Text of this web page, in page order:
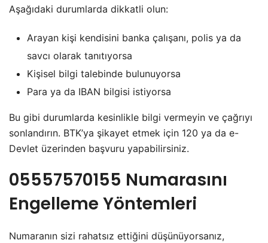
Aşağıdaki durumlarda dikkatli olun:
Arayan kişi kendisini banka çalışanı, polis ya da
savcı olarak tanıtıyorsa
Kişisel bilgi talebinde bulunuyorsa
Para ya da IBAN bilgisi istiyorsa
Bu gibi durumlarda kesinlikle bilgi vermeyin ve çağrıyı
sonlandırın. BTK’ya şikayet etmek için 120 ya da e-
Devlet üzerinden başvuru yapabilirsiniz.
05557570155 Numarasını
Engelleme Yöntemleri
Numaranın sizi rahatsız ettiğini düşünüyorsanız,